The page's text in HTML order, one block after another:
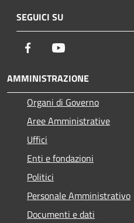
SEGUICI SU
Facebook
AMMINISTRAZIONE
Organi di Governo
Aree Amministrative
Uffici
Enti e fondazioni
Politici
Personale Amministrativo
Documenti e dati